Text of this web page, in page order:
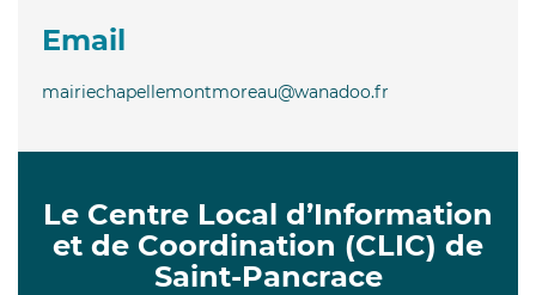
Email
mairiechapellemontmoreau@wanadoo.fr
Le Centre Local d’Information
et de Coordination (CLIC) de
Saint-Pancrace